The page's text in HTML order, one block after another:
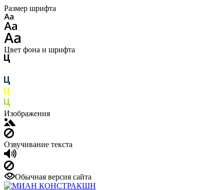
Размер шрифта
Цвет фона и шрифта
Изображения
Озвучивание текста
Обычная версия сайта